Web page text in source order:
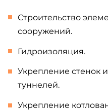
Строительство
сооружений.
Гидроизоляция.
Укрепление стенок
туннелей.
Укрепление